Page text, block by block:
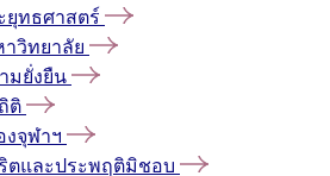
ยุทธศาสตร์
วิทยาลัย
มยั่งยืน
ติ
จุฬาฯ
ตและประพฤติมิชอบ